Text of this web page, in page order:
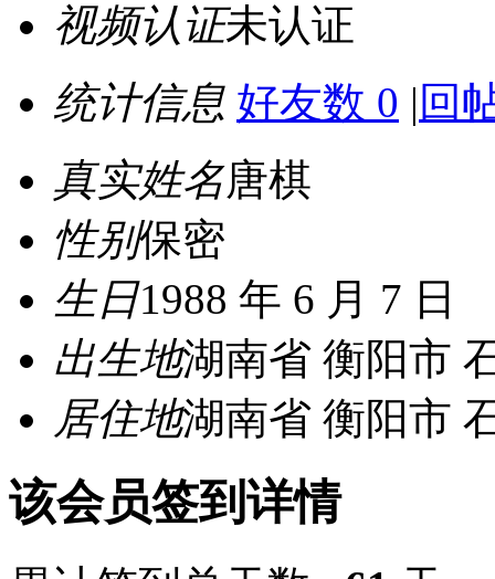
视频认证未认证
统计信息 好友数 0 | 回
真实姓名唐棋
性别保密
生日1988 年 6 月 7 日
出生地湖南省 衡阳市
居住地湖南省 衡阳市
该会员签到详情